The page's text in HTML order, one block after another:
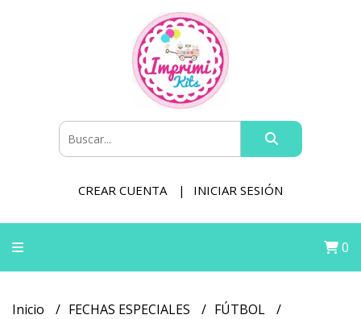
CREAR CUENTA INICIAR SESIÓN
0
Inicio FECHAS ESPECIALES
FÚTBOL